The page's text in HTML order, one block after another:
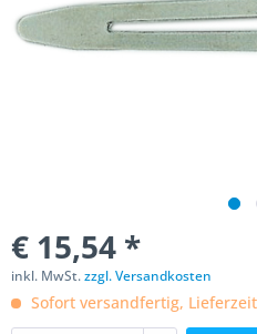
€ 15,54 *
inkl. MwSt.zzgl. Versandkosten
Sofort versandfertig,